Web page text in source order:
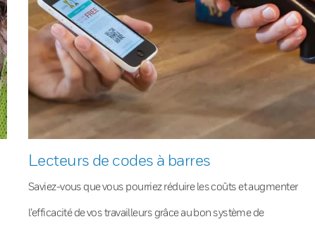
Lecteurs de codes à barres
Saviez-vous que vous pourriez réduire les coûts et augmenter
l’efficacité de vos travailleurs grâce au bon système de